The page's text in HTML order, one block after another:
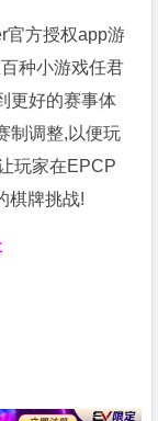
官方授权app游
种小游戏任君
更好的赛事体
制调整,以便玩
玩家在EPCP
棋牌挑战!